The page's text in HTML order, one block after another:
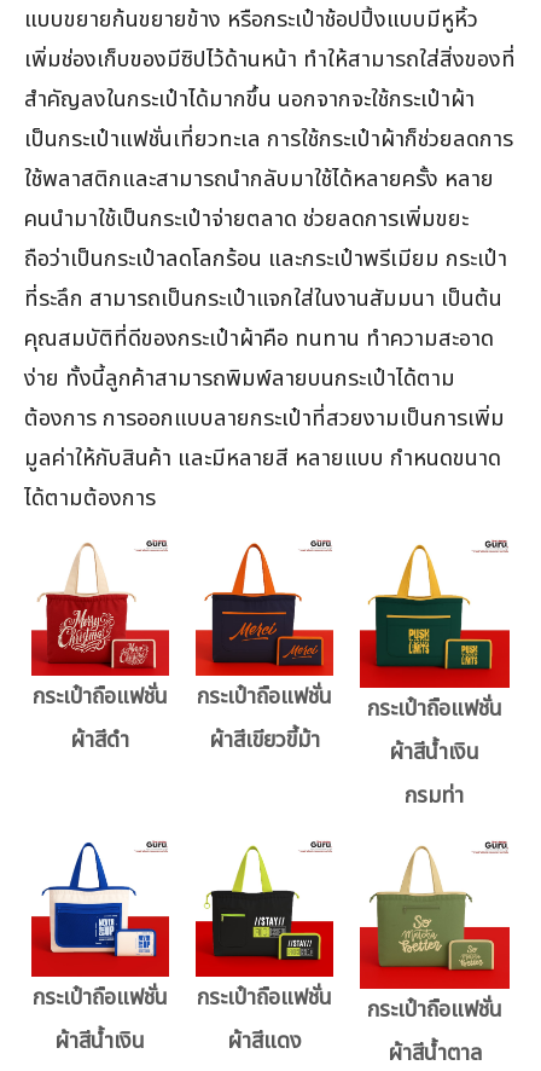
แบบขยายก้นขยายข้าง หรือกระเป๋าช้อปปิ้งแบบมีหูหิ้ว
เพิ่มช่องเก็บของมีซิปไว้ด้านหน้า ทำให้สามารถใส่สิ่งของที่
สำคัญลงในกระเป๋าได้มากขึ้น นอกจากจะใช้กระเป๋าผ้า
เป็นกระเป๋าแฟชั่นเที่ยวทะเล การใช้กระเป๋าผ้าก็ช่วยลดการ
ใช้พลาสติกและสามารถนำกลับมาใช้ได้หลายครั้ง หลาย
คนนำมาใช้เป็นกระเป๋าจ่ายตลาด ช่วยลดการเพิ่มขยะ
ถือว่าเป็นกระเป๋าลดโลกร้อน และกระเป๋าพรีเมียม กระเป๋า
ที่ระลึก สามารถเป็นกระเป๋าแจกใส่ในงานสัมมนา เป็นต้น
คุณสมบัติที่ดีของกระเป๋าผ้าคือ ทนทาน ทำความสะอาด
ง่าย ทั้งนี้ลูกค้าสามารถพิมพ์ลายบนกระเป๋าได้ตาม
ต้องการ การออกแบบลายกระเป๋าที่สวยงามเป็นการเพิ่ม
มูลค่าให้กับสินค้า และมีหลายสี หลายแบบ กำหนดขนาด
ได้ตามต้องการ
กระเป๋าถือแฟชั่น
ผ้าสีดำ
กระเป๋าถือแฟชั่น
ผ้าสีเขียวขี้ม้า
กระเป๋าถือแฟชั่น
ผ้าสีน้ำเงิน
กรมท่า
กระเป๋าถือแฟชั่น
ผ้าสีน้ำเงิน
กระเป๋าถือแฟชั่น
ผ้าสีแดง
กระเป๋าถือแฟชั่น
ผ้าสีน้ำตาล